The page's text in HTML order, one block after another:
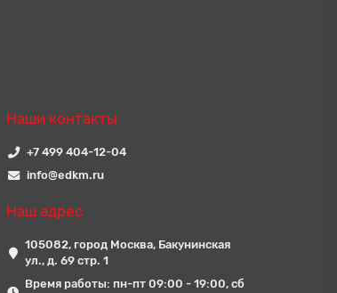
Наши контакты
+7 499 404-12-04
info@edkm.ru
Наш адрес
105082, город Москва, Бакунинская
ул., д. 69 стр. 1
Время работы: пн-пт 09:00 - 19:00, сб